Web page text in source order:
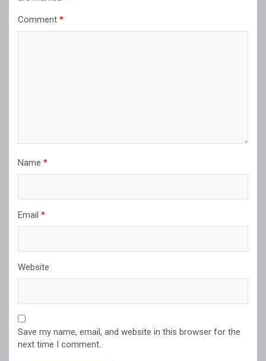
Comment *
Name *
Email *
Website
Save my name, email, and website in this browser for the
next time I comment.